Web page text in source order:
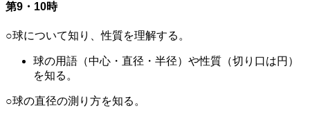
第9・10時
○球について知り、性質を理解する。
球の用語（中心・直径・半径）や性質（切り口は円）
を知る。
○球の直径の測り方を知る。